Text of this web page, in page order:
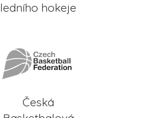
ledního hokeje
Česká